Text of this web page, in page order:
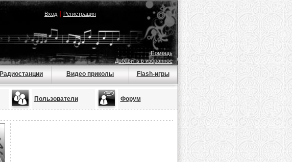
Вход| Регистрация
Помощь
Добавить в избранное
Радиостанции Видео приколы Flash-игры
Пользователи Форум